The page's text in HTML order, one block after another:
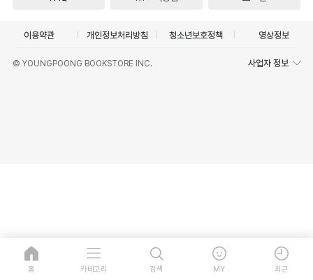
이용약관 개인정보처리방침 청소년보호정책 영상정보
© YOUNGPOONG BOOKSTORE INC. 사업자 정보
홈 카테고리 검색 MY 최근